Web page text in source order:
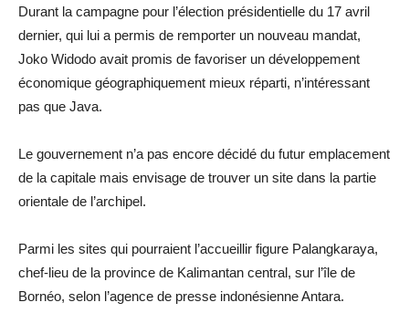
Durant la campagne pour l’élection présidentielle du 17 avril
dernier, qui lui a permis de remporter un nouveau mandat,
Joko Widodo avait promis de favoriser un développement
économique géographiquement mieux réparti, n’intéressant
pas que Java.
Le gouvernement n’a pas encore décidé du futur emplacement
de la capitale mais envisage de trouver un site dans la partie
orientale de l’archipel.
Parmi les sites qui pourraient l’accueillir figure Palangkaraya,
chef-lieu de la province de Kalimantan central, sur l’île de
Bornéo, selon l’agence de presse indonésienne Antara.